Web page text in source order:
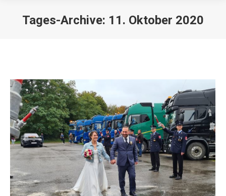
Tages-Archive: 11. Oktober 2020